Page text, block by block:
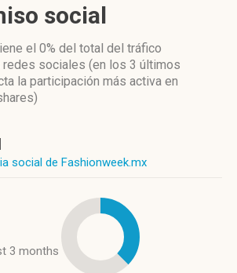
social
el 0% del total del tráfico
sociales (en los 3 últimos
la participación más activa en
social de Fashionweek.mx
3 months